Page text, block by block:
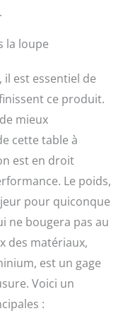
la loupe
est essentiel de
ce produit.
mieux
cette table à
est en droit
Le poids,
pour quiconque
ne bougera pas au
des matériaux,
est un gage
Voici un
: